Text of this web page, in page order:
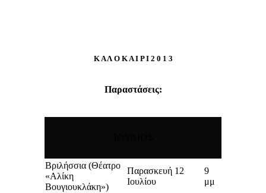
Κ Α Λ Ο Κ Α Ι Ρ Ι 2 0 1 3
Παραστάσεις:
Βριλήσσια (Θέατρο
«Αλίκη
Βουγιουκλάκη»)
Παρασκευή 12
Ιουλίου
9
μμ